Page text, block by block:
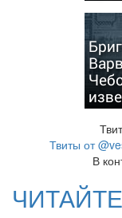
Твиты от
В